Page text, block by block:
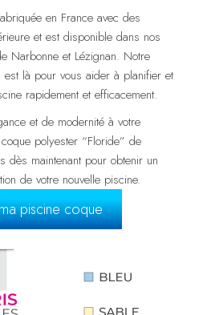
en France avec des
et est disponible dans nos
Narbonne et Lézignan. Notre
là pour vous aider à planifier et
rapidement et efficacement.
et de modernité à votre
polyester “Floride” de
dès maintenant pour obtenir un
de votre nouvelle piscine.
piscine coque